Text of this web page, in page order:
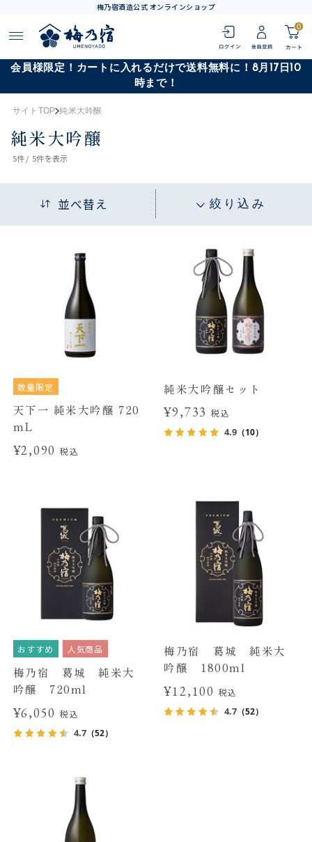
梅乃宿酒造公式 オンラインショップ
0
会員様限定！カートに入れるだけで送料無料に！8月17日10
時まで！
サイトTOP 純米大吟醸
純米大吟醸
5件 / 5件を表示
並べ替え 絞り込み
数量限定
天下一 純米大吟醸 720
mL
¥2,090税込
純米大吟醸セット
¥9,733 税込
4.9 （10）
おすすめ 人気商品
梅乃宿 葛城 純米大
吟醸 720ml
¥6,050税込
4.7（52）
梅乃宿 葛城 純米大
吟醸 1800ml
¥12,100 税込
4.7 （52）